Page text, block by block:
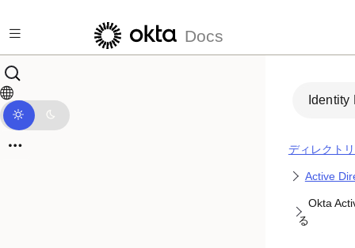
Docs
Identity
ディレクト
Active
Okta
る